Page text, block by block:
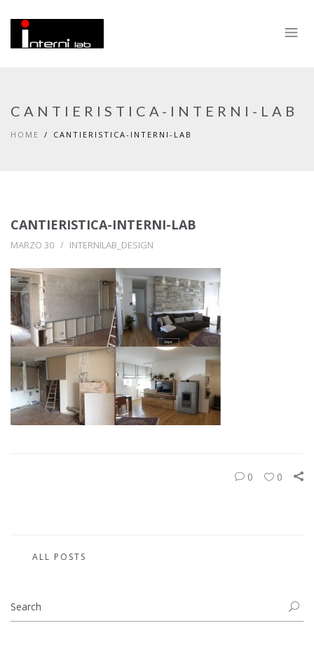
CANTIERISTICA-INTERNI-LAB
HOME CANTIERISTICA-INTERNI-LAB
CANTIERISTICA-INTERNI-LAB
MARZO 30 INTERNILAB_DESIGN
0 0
ALL POSTS